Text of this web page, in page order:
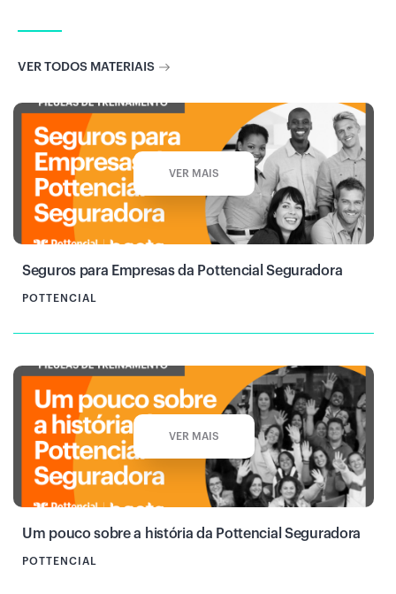
VER TODOS MATERIAIS
VER MAIS
Seguros para Empresas da Pottencial Seguradora
POTTENCIAL
VER MAIS
Um pouco sobre a história da Pottencial Seguradora
POTTENCIAL